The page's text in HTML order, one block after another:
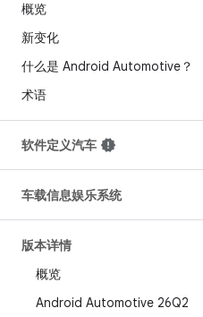
概览
新变化
什么是 Android Automotive？
术语
软件定义汽车
车载信息娱乐系统
版本详情
概览
Android Automotive 26Q2